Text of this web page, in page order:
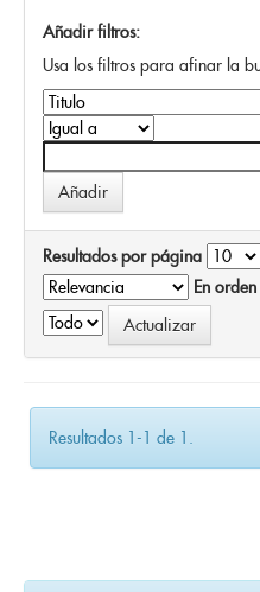
Añadir filtros:
Usa los filtros para afinar la
Resultados por página
En orden
Resultados 1-1 de 1.